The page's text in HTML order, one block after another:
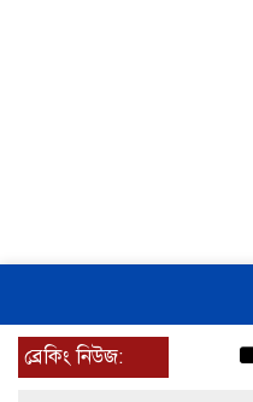
ব্রেকিং নিউজ: